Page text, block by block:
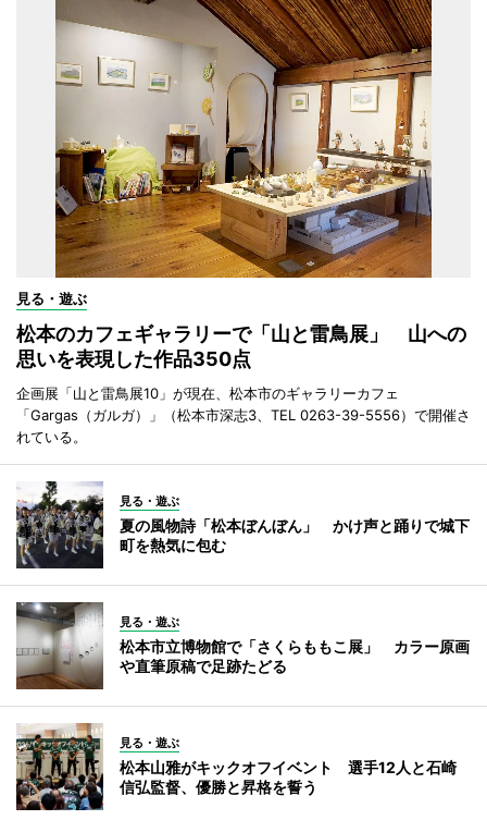
見る・遊ぶ
松本のカフェギャラリーで「山と雷鳥展」 山への
思いを表現した作品350点
企画展「山と雷鳥展10」が現在、松本市のギャラリーカフェ
「Gargas（ガルガ）」（松本市深志3、TEL 0263-39-5556）で開催さ
れている。
見る・遊ぶ
夏の風物詩「松本ぼんぼん」 かけ声と踊りで城下
町を熱気に包む
見る・遊ぶ
松本市立博物館で「さくらももこ展」 カラー原画
や直筆原稿で足跡たどる
見る・遊ぶ
松本山雅がキックオフイベント 選手12人と石崎
信弘監督、優勝と昇格を誓う